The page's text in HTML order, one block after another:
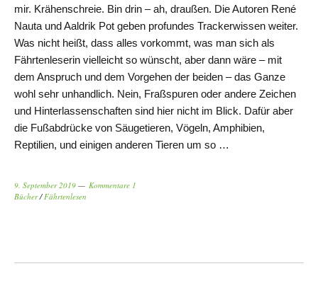
mir. Krähenschreie. Bin drin – ah, draußen. Die Autoren René
Nauta und Aaldrik Pot geben profundes Trackerwissen weiter.
Was nicht heißt, dass alles vorkommt, was man sich als
Fährtenleserin vielleicht so wünscht, aber dann wäre – mit
dem Anspruch und dem Vorgehen der beiden – das Ganze
wohl sehr unhandlich. Nein, Fraßspuren oder andere Zeichen
und Hinterlassenschaften sind hier nicht im Blick. Dafür aber
die Fußabdrücke von Säugetieren, Vögeln, Amphibien,
Reptilien, und einigen anderen Tieren um so …
9. September 2019
Kommentare 1
Bücher/ Fährtenlesen